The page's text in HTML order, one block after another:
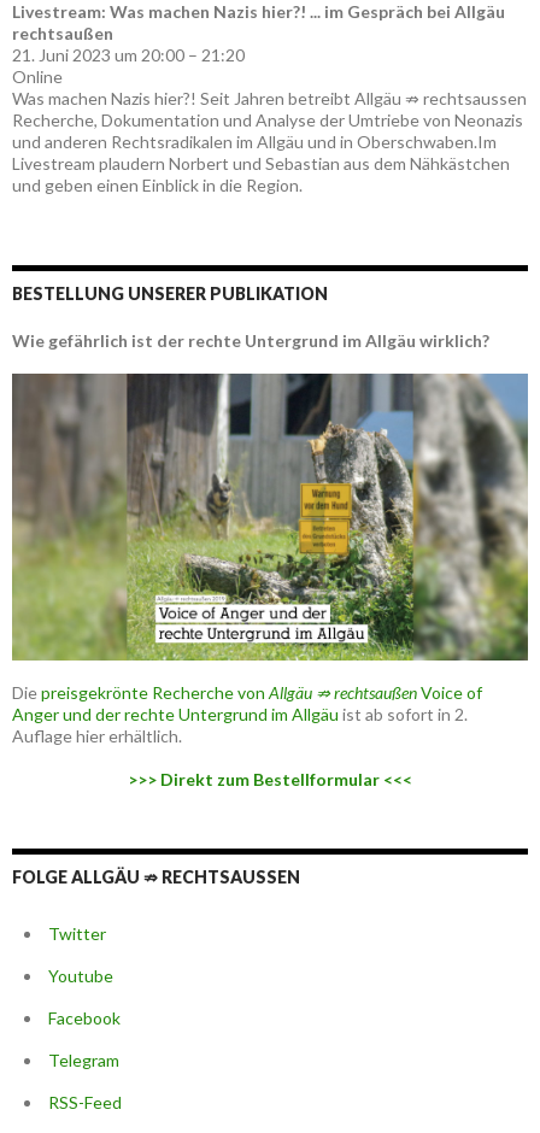
Livestream: Was machen Nazis hier?! ... im Gespräch bei Allgäu
rechtsaußen
21. Juni 2023 um 20:00 – 21:20
Online
Was machen Nazis hier?! Seit Jahren betreibt Allgäu ⇏ rechtsaussen
Recherche, Dokumentation und Analyse der Umtriebe von Neonazis
und anderen Rechtsradikalen im Allgäu und in Oberschwaben.Im
Livestream plaudern Norbert und Sebastian aus dem Nähkästchen
und geben einen Einblick in die Region.
BESTELLUNG UNSERER PUBLIKATION
Wie gefährlich ist der rechte Untergrund im Allgäu wirklich?
Diepreisgekrönte Recherche von Allgäu ⇏ rechtsaußenVoice of
Anger und der rechte Untergrund im Allgäu ist ab sofort in 2.
Auflage hier erhältlich.
>>> Direkt zum Bestellformular <<<
FOLGE ALLGÄU ⇏ RECHTSAUSSEN
Twitter
Youtube
Facebook
Telegram
RSS-Feed